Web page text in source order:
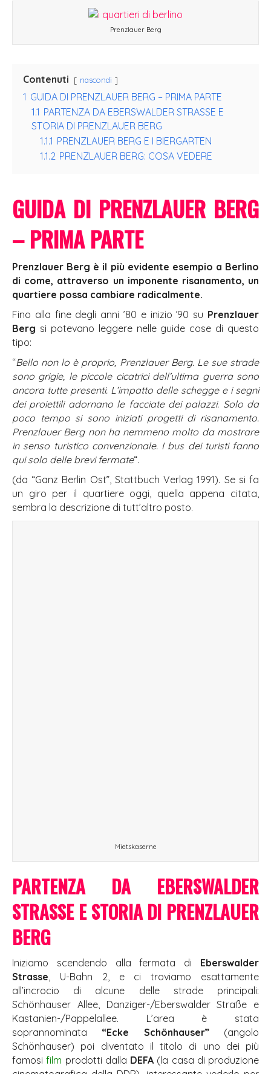
Prenzlauer Berg
Contenuti nascondi
1 GUIDA DI PRENZLAUER BERG – PRIMA PARTE
1.1 PARTENZA DA EBERSWALDER STRASSE E
STORIA DI PRENZLAUER BERG
1.1.1 PRENZLAUER BERG E I BIERGARTEN
1.1.2 PRENZLAUER BERG: COSA VEDERE
GUIDA DI PRENZLAUER BERG
– PRIMA PARTE
Prenzlauer Berg è il più evidente esempio a Berlino
di come, attraverso un imponente risanamento, un
quartiere possa cambiare radicalmente.
Fino alla fine degli anni ’80 e inizio ’90 su Prenzlauer
Berg si potevano leggere nelle guide cose di questo
tipo:
“Bello non lo è proprio, Prenzlauer Berg. Le sue strade
sono grigie, le piccole cicatrici dell’ultima guerra sono
ancora tutte presenti. L’impatto delle schegge e i segni
dei proiettili adornano le facciate dei palazzi. Solo da
poco tempo si sono iniziati progetti di risanamento.
Prenzlauer Berg non ha nemmeno molto da mostrare
in senso turistico convenzionale. I bus dei turisti fanno
qui solo delle brevi fermate“.
(da “Ganz Berlin Ost”, Stattbuch Verlag 1991). Se si fa
un giro per il quartiere oggi, quella appena citata,
sembra la descrizione di tutt’altro posto.
Mietskaserne
PARTENZA DA EBERSWALDER
STRASSE E STORIA DI PRENZLAUER
BERG
Iniziamo scendendo alla fermata di Eberswalder
Strasse, U-Bahn 2, e ci troviamo esattamente
all’incrocio di alcune delle strade principali:
Schönhauser Allee, Danziger-/Eberswalder Straße e
Kastanien-/Pappelallee. L’area è stata
soprannominata “Ecke Schönhauser”(angolo
Schönhauser) poi diventato il titolo di uno dei più
famosifilm prodotti dalla DEFA (la casa di produzione